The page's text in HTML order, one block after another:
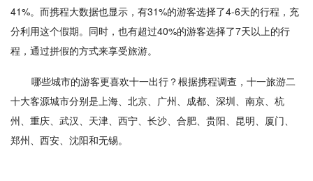
41%。而携程大数据也显示，有31%的游客选择了4-6天的行程，充
分利用这个假期。同时，也有超过40%的游客选择了7天以上的行
程，通过拼假的方式来享受旅游。
哪些城市的游客更喜欢十一出行？根据携程调查，十一旅游二
十大客源城市分别是上海、北京、广州、成都、深圳、南京、杭
州、重庆、武汉、天津、西宁、长沙、合肥、贵阳、昆明、厦门、
郑州、西安、沈阳和无锡。